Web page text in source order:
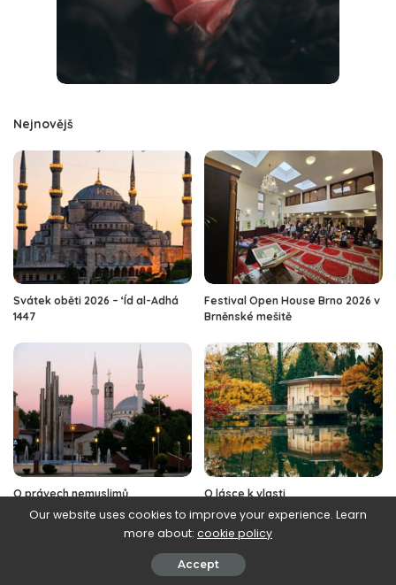
Nejnovějš
Svátek oběti 2026 – ‘Íd al-Adhá
1447
Festival Open House Brno 2026 v
Brněnské mešitě
O právech nemuslimů O lásce k vlasti
Our website uses cookies to improve your experience. Learn
more about: cookie policy
Accept